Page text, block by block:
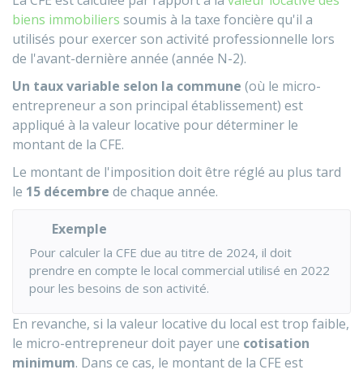
biens immobiliers soumis à la taxe foncière qu'il a
utilisés pour exercer son activité professionnelle lors
de l'avant-dernière année (année N-2).
Un taux variable selon la commune (où le micro-
entrepreneur a son principal établissement) est
appliqué à la valeur locative pour déterminer le
montant de la CFE.
Le montant de l'imposition doit être réglé au plus tard
le 15 décembre de chaque année.
Exemple
Pour calculer la CFE due au titre de 2024, il doit
prendre en compte le local commercial utilisé en 2022
pour les besoins de son activité.
En revanche, si la valeur locative du local est trop faible,
le micro-entrepreneur doit payer une cotisation
minimum. Dans ce cas, le montant de la CFE est